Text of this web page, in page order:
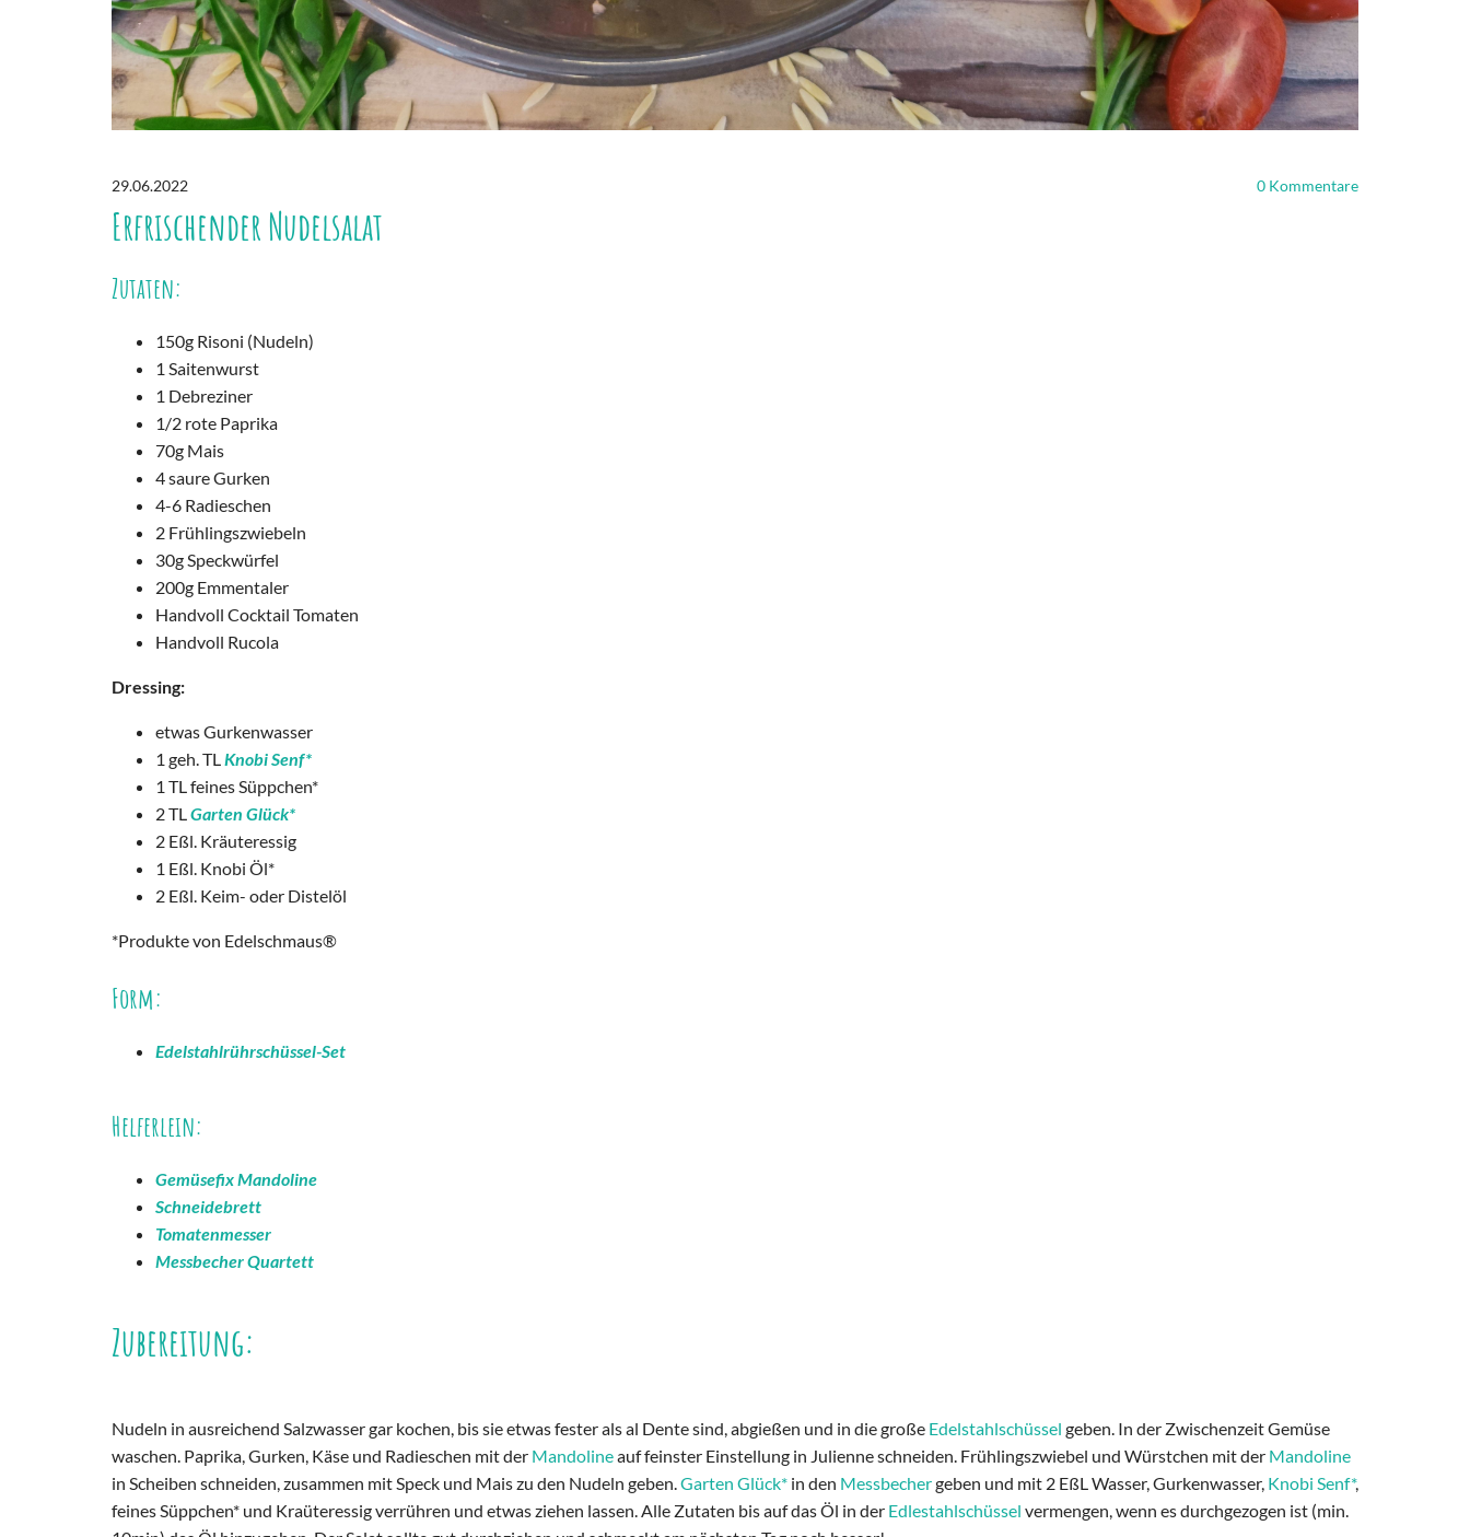
29.06.2022 0 Kommentare
Erfrischender Nudelsalat
Zutaten:
150g Risoni (Nudeln)
1 Saitenwurst
1 Debreziner
1/2 rote Paprika
70g Mais
4 saure Gurken
4-6 Radieschen
2 Frühlingszwiebeln
30g Speckwürfel
200g Emmentaler
Handvoll Cocktail Tomaten
Handvoll Rucola
Dressing:
etwas Gurkenwasser
1 geh. TLKnobi Senf*
1 TL feines Süppchen*
2 TLGarten Glück*
2 Eßl. Kräuteressig
1 Eßl. Knobi Öl*
2 Eßl. Keim- oder Distelöl
*Produkte von Edelschmaus®
Form:
Edelstahlrührschüssel-Set
Helferlein:
Gemüsefix Mandoline
Schneidebrett
Tomatenmesser
Messbecher Quartett
Zubereitung:
Nudeln in ausreichend Salzwasser gar kochen, bis sie etwas fester als al Dente sind, abgießen und in die große Edelstahlschüssel geben. In der Zwischenzeit Gemüse
waschen. Paprika, Gurken, Käse und Radieschen mit der Mandolineauf feinster Einstellung in Julienne schneiden. Frühlingszwiebel und Würstchen mit der Mandoline
in Scheiben schneiden, zusammen mit Speck und Mais zu den Nudeln geben.Garten Glück* in den Messbechergeben und mit 2 EßL Wasser, Gurkenwasser, Knobi Senf*,
feines Süppchen* und Kraüteressig verrühren und etwas ziehen lassen. Alle Zutaten bis auf das Öl in der Edlestahlschüssel vermengen, wenn es durchgezogen ist (min.